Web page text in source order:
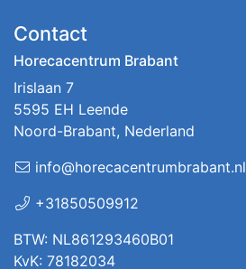
Contact
Horecacentrum Brabant
Irislaan 7
5595 EH Leende
Noord-Brabant, Nederland
info@horecacentrumbrabant.nl
+31850509912
BTW: NL861293460B01
KvK: 78182034